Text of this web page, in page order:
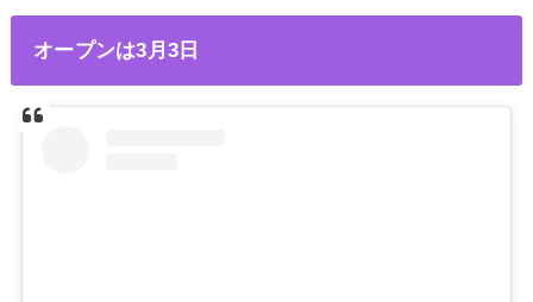
オープンは3月3日